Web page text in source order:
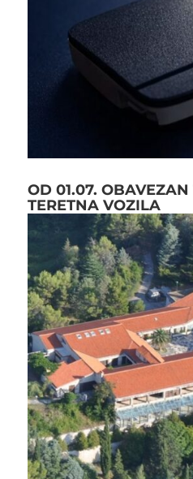
OD 01.07.
TERETNA VOZILA